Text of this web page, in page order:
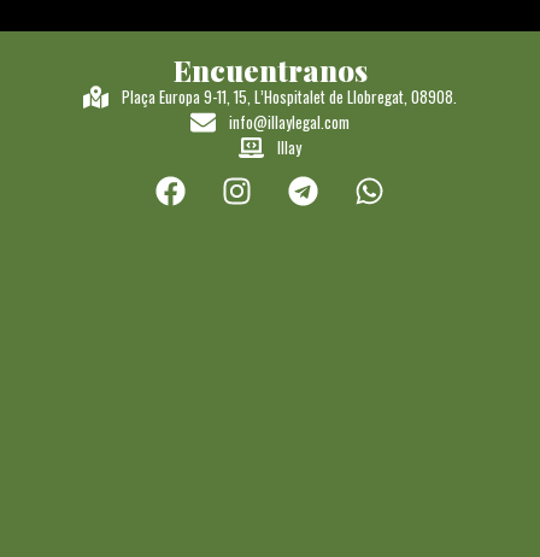
Encuentranos
Plaça Europa 9-11, 15, L’Hospitalet de Llobregat, 08908.
info@illaylegal.com
Illay